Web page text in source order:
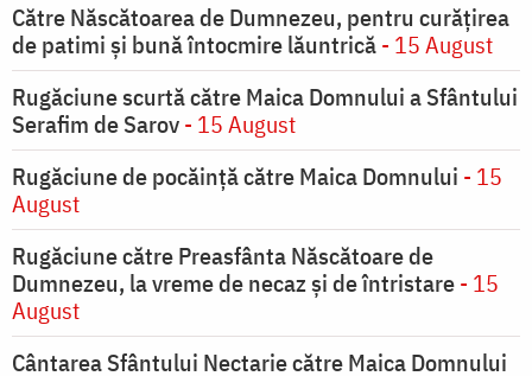
Către Născătoarea de Dumnezeu, pentru curățirea
de patimi și bună întocmire lăuntrică- 15 August
Rugăciune scurtă către Maica Domnului a Sfântului
Serafim de Sarov- 15 August
Rugăciune de pocăinţă către Maica Domnului - 15
August
Rugăciune către Preasfânta Născătoare de
Dumnezeu, la vreme de necaz şi de întristare- 15
August
Cântarea Sfântului Nectarie către Maica Domnului